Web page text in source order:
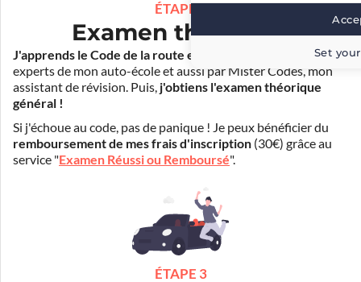
ÉTAPE 2
Examen théorique
J'apprends le Code de la route en ligne
. Je suis aidé par les
experts de mon auto-école et aussi par Mister Codes, mon
assistant de révision. Puis, j'obtiens l'examen théorique
général !
Si j'échoue au code, pas de panique ! Je peux bénéficier du
remboursement de mes frais d'inscription (30€) grâce au
service "Examen Réussi ou Remboursé".
ÉTAPE 3
Set